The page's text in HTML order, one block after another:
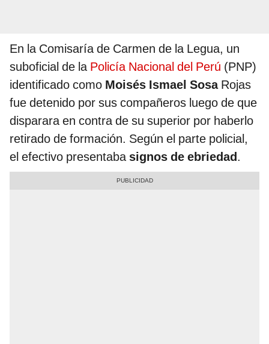
En la Comisaría de Carmen de la Legua, un
suboficial de la Policía Nacional del Perú (PNP)
identificado como Moisés Ismael SosaRojas
fue detenido por sus compañeros luego de que
disparara en contra de su superior por haberlo
retirado de formación. Según el parte policial,
el efectivo presentaba signos de ebriedad.